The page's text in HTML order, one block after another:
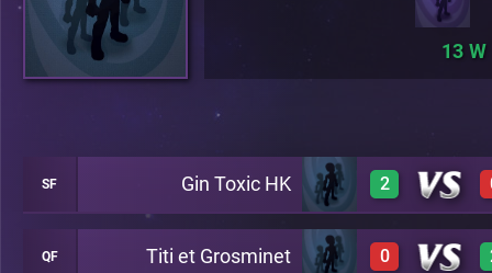
13
SF Gin Toxic HK 2
1 A22
QF Titi et Grosminet 0